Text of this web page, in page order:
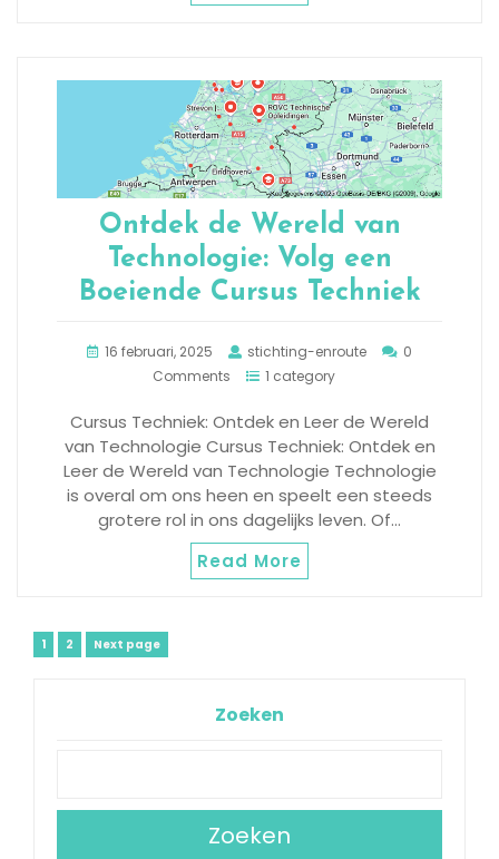
Ontdek de Wereld van
Technologie: Volg een
Boeiende Cursus Techniek
16 februari, 2025 stichting-enroute
0
Comments
1 category
Cursus Techniek: Ontdek en Leer de Wereld
van Technologie Cursus Techniek: Ontdek en
Leer de Wereld van Technologie Technologie
is overal om ons heen en speelt een steeds
grotere rol in ons dagelijks leven. Of…
Read More
Berichtnavigatie
Page
1 Page
2 Next page
Zoeken
Zoeken